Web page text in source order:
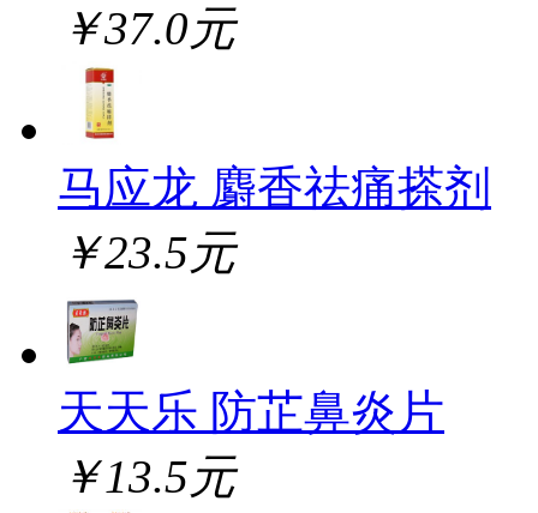
￥37.0元
马应龙 麝香祛痛搽剂
￥23.5元
天天乐 防芷鼻炎片
￥13.5元